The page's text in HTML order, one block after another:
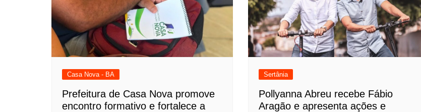
Casa Nova - BA
Prefeitura de Casa Nova promove
encontro formativo e fortalece a
Sertânia
Pollyanna Abreu recebe Fábio
Aragão e apresenta ações e